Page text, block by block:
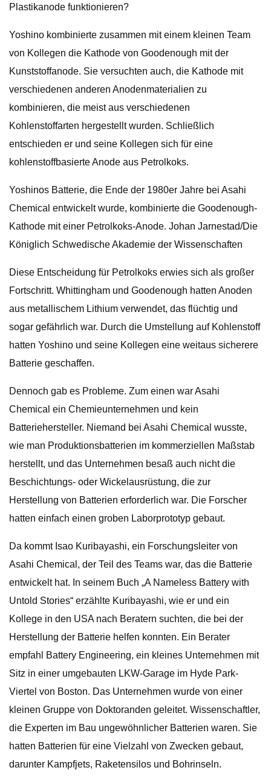
Plastikanode funktionieren?
Yoshino kombinierte zusammen mit einem kleinen Team
von Kollegen die Kathode von Goodenough mit der
Kunststoffanode. Sie versuchten auch, die Kathode mit
verschiedenen anderen Anodenmaterialien zu
kombinieren, die meist aus verschiedenen
Kohlenstoffarten hergestellt wurden. Schließlich
entschieden er und seine Kollegen sich für eine
kohlenstoffbasierte Anode aus Petrolkoks.
Yoshinos Batterie, die Ende der 1980er Jahre bei Asahi
Chemical entwickelt wurde, kombinierte die Goodenough-
Kathode mit einer Petrolkoks-Anode. Johan Jarnestad/Die
Königlich Schwedische Akademie der Wissenschaften
Diese Entscheidung für Petrolkoks erwies sich als großer
Fortschritt. Whittingham und Goodenough hatten Anoden
aus metallischem Lithium verwendet, das flüchtig und
sogar gefährlich war. Durch die Umstellung auf Kohlenstoff
hatten Yoshino und seine Kollegen eine weitaus sicherere
Batterie geschaffen.
Dennoch gab es Probleme. Zum einen war Asahi
Chemical ein Chemieunternehmen und kein
Batteriehersteller. Niemand bei Asahi Chemical wusste,
wie man Produktionsbatterien im kommerziellen Maßstab
herstellt, und das Unternehmen besaß auch nicht die
Beschichtungs- oder Wickelausrüstung, die zur
Herstellung von Batterien erforderlich war. Die Forscher
hatten einfach einen groben Laborprototyp gebaut.
Da kommt Isao Kuribayashi, ein Forschungsleiter von
Asahi Chemical, der Teil des Teams war, das die Batterie
entwickelt hat. In seinem Buch „A Nameless Battery with
Untold Stories“ erzählte Kuribayashi, wie er und ein
Kollege in den USA nach Beratern suchten, die bei der
Herstellung der Batterie helfen konnten. Ein Berater
empfahl Battery Engineering, ein kleines Unternehmen mit
Sitz in einer umgebauten LKW-Garage im Hyde Park-
Viertel von Boston. Das Unternehmen wurde von einer
kleinen Gruppe von Doktoranden geleitet. Wissenschaftler,
die Experten im Bau ungewöhnlicher Batterien waren. Sie
hatten Batterien für eine Vielzahl von Zwecken gebaut,
darunter Kampfjets, Raketensilos und Bohrinseln.